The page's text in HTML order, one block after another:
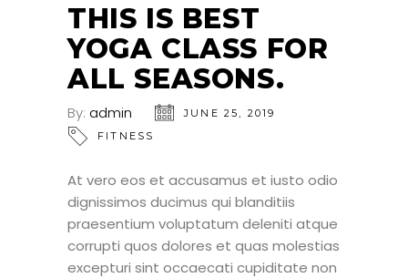
THIS IS BEST
YOGA CLASS FOR
ALL SEASONS.
By: admin
JUNE 25, 2019
FITNESS
At vero eos et accusamus et iusto odio
dignissimos ducimus qui blanditiis
praesentium voluptatum deleniti atque
corrupti quos dolores et quas molestias
excepturi sint occaecati cupiditate non